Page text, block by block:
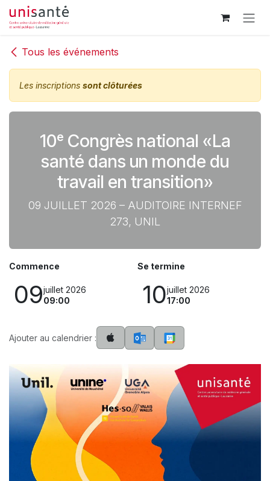
Se rendre au contenu
Tous les événements
Les inscriptions sont clôturées
10ᵉ Congrès national «La
santé dans un monde du
travail en transition»
09 JUILLET 2026 – AUDITOIRE INTERNEF
273, UNIL
Commence
09juillet 2026
09:00
Se termine
10juillet 2026
17:00
Ajouter au calendrier :